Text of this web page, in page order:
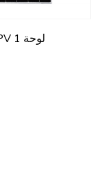
لوحة PV 1